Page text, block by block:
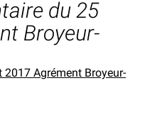
du 25
Broyeur-
Agrément Broyeur-